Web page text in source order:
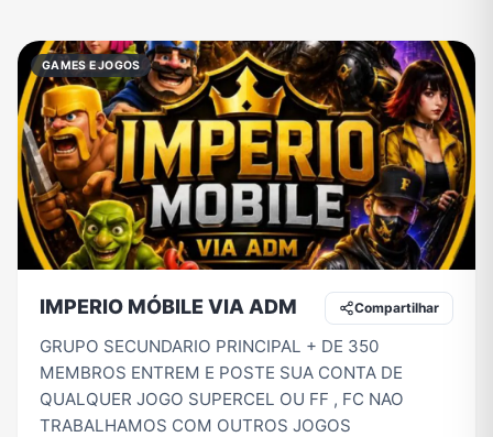
Notícias Outros Política Profissões
Receitas Redes Sociais Religião Shitpost
Vídeos
GAMES E JOGOS
IMPERIO MÓBILE VIA ADM Compartilhar
GRUPO SECUNDARIO PRINCIPAL + DE 350
MEMBROS ENTREM E POSTE SUA CONTA DE
QUALQUER JOGO SUPERCEL OU FF , FC NAO
TRABALHAMOS COM OUTROS JOGOS